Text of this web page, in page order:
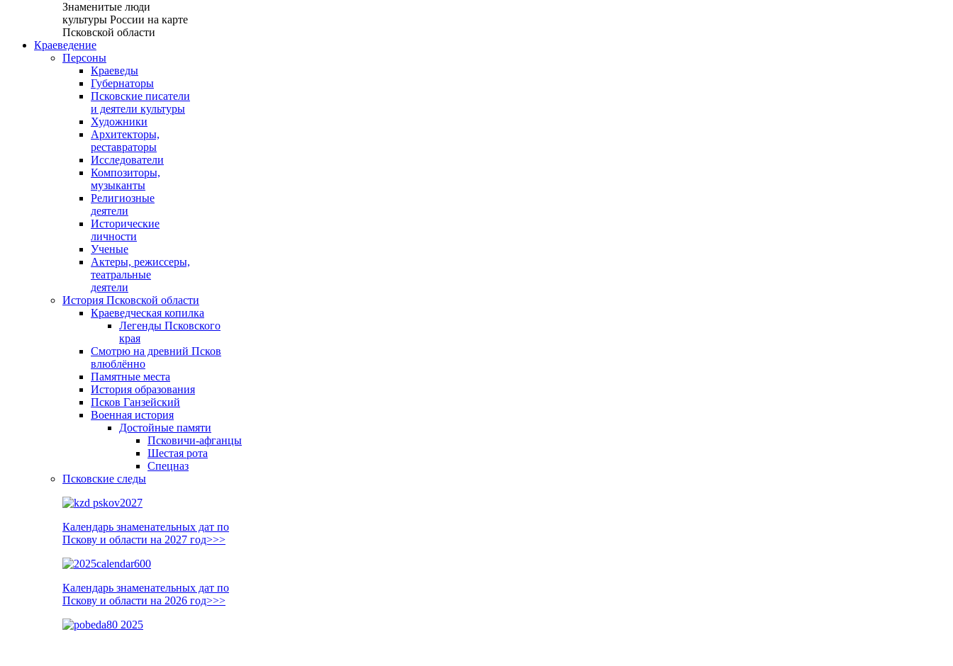
Знаменитые люди
культуры России на карте
Псковской области
Краеведение
Персоны
Краеведы
Губернаторы
Псковские писатели
и деятели культуры
Художники
Архитекторы,
реставраторы
Исследователи
Композиторы,
музыканты
Религиозные
деятели
Исторические
личности
Ученые
Актеры, режиссеры,
театральные
деятели
История Псковской области
Краеведческая копилка
Легенды Псковского
края
Смотрю на древний Псков
влюблённо
Памятные места
История образования
Псков Ганзейский
Военная история
Достойные памяти
Псковичи-афганцы
Шестая рота
Спецназ
Псковские следы
Календарь знаменательных дат по
Пскову и области на 2027 год>>>
Календарь знаменательных дат по
Пскову и области на 2026 год>>>